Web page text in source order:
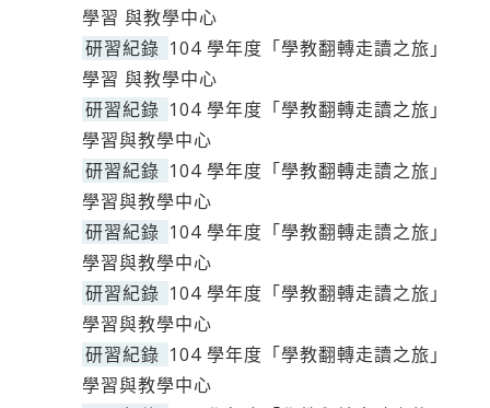
學習 與教學中心
研習紀錄 104 學年度「學教翻轉走讀之旅」
學習 與教學中心
研習紀錄 104 學年度「學教翻轉走讀之旅」
學習與教學中心
研習紀錄 104 學年度「學教翻轉走讀之旅」
學習與教學中心
研習紀錄 104 學年度「學教翻轉走讀之旅」
學習與教學中心
研習紀錄 104 學年度「學教翻轉走讀之旅」
學習與教學中心
研習紀錄 104 學年度「學教翻轉走讀之旅」
學習與教學中心